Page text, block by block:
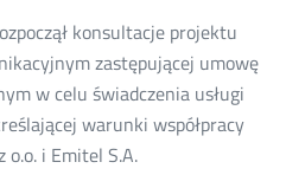
konsultacje projektu
zastępującej umowę
w celu świadczenia usługi
warunki współpracy
o.o. i Emitel S.A.